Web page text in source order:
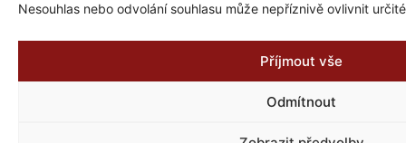
Nesouhlas nebo odvolání souhlasu může nepříznivě ovlivnit
Příjmout vše
Odmítnout